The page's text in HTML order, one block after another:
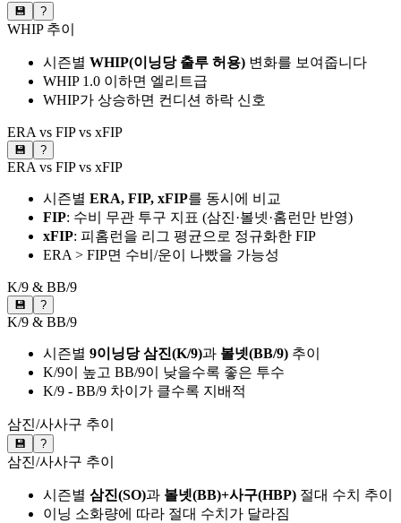
💾 ?
WHIP 추이
시즌별 WHIP(이닝당 출루 허용) 변화를 보여줍니다
WHIP 1.0 이하면 엘리트급
WHIP가 상승하면 컨디션 하락 신호
ERA vs FIP vs xFIP
💾 ?
ERA vs FIP vs xFIP
시즌별 ERA, FIP, xFIP를 동시에 비교
FIP: 수비 무관 투구 지표 (삼진·볼넷·홈런만 반영)
xFIP: 피홈런을 리그 평균으로 정규화한 FIP
ERA > FIP면 수비/운이 나빴을 가능성
K/9 & BB/9
💾 ?
K/9 & BB/9
시즌별 9이닝당 삼진(K/9)과 볼넷(BB/9) 추이
K/9이 높고 BB/9이 낮을수록 좋은 투수
K/9 - BB/9 차이가 클수록 지배적
삼진/사사구 추이
💾 ?
삼진/사사구 추이
시즌별 삼진(SO)과 볼넷(BB)+사구(HBP) 절대 수치 추이
이닝 소화량에 따라 절대 수치가 달라짐